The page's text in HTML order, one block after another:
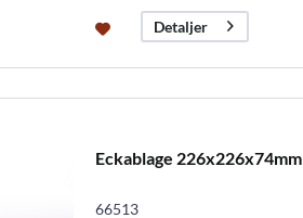
Detaljer
Eckablage 226x226x74mm
66513